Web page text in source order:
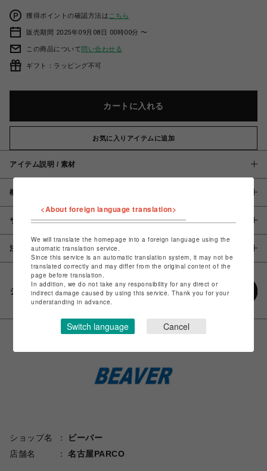
獲得ポイントの確認方法は こちら
販売期間 2025年09月08日 00時00分 〜
この商品について問い合わせる
ギフト：ラッピング不可
カートに入れる
お気に入りアイテムに追加
アイテム説明 / 素材
概要
サイズ
注意事項
シェアする
ショップ名
ビーバー
店舗名
名古屋PARCO
<About foreign language translation>
We will translate the homepage into a foreign language using the
automatic translation service.
Since this service is an automatic translation system, it may not be
translated correctly and may differ from the original content of the
page before translation.
In addition, we do not take any responsibility for any direct or
indirect damage caused by using this service. Thank you for your
understanding in advance.
Switch language Cancel